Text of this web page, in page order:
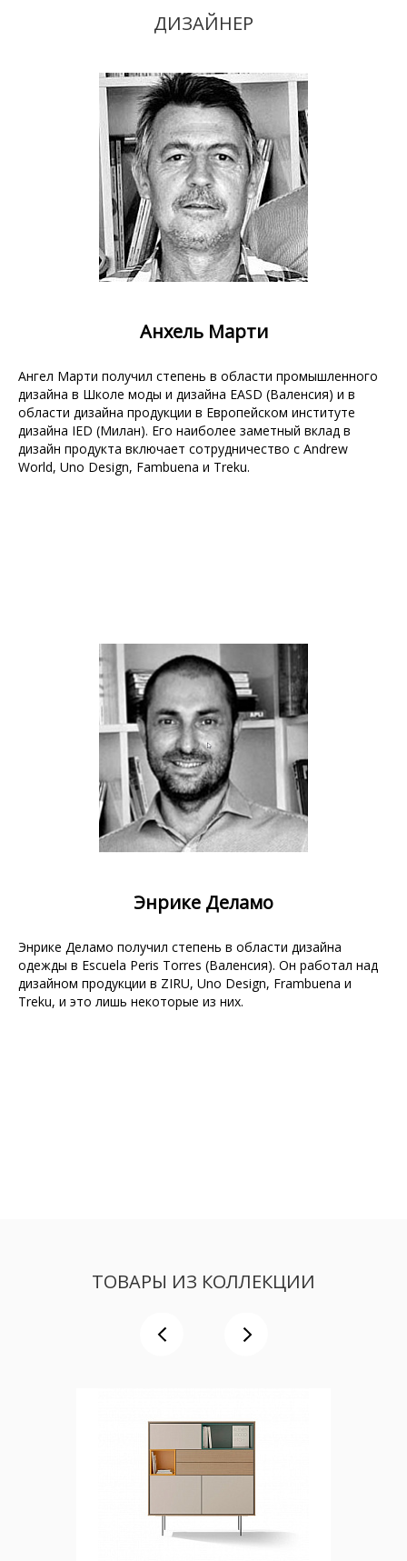
ДИЗАЙНЕР
Анхель Марти
Ангел Марти получил степень в области промышленного
дизайна в Школе моды и дизайна EASD (Валенсия) и в
области дизайна продукции в Европейском институте
дизайна IED (Милан). Его наиболее заметный вклад в
дизайн продукта включает сотрудничество с Andrew
World, Uno Design, Fambuena и Treku.
Энрике Деламо
Энрике Деламо получил степень в области дизайна
одежды в Escuela Peris Torres (Валенсия). Он работал над
дизайном продукции в ZIRU, Uno Design, Frambuena и
Treku, и это лишь некоторые из них.
ТОВАРЫ ИЗ КОЛЛЕКЦИИ